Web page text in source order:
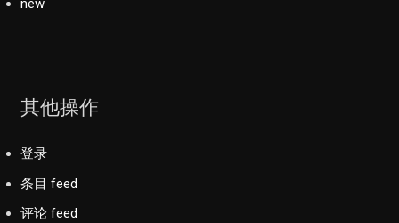
new
其他操作
登录
条目 feed
评论 feed